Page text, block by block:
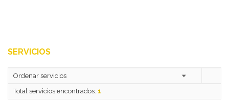
SERVICIOS
Total servicios encontrados: 1